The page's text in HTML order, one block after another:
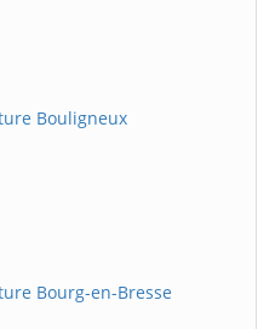
Bouligneux
Bourg-en-Bresse